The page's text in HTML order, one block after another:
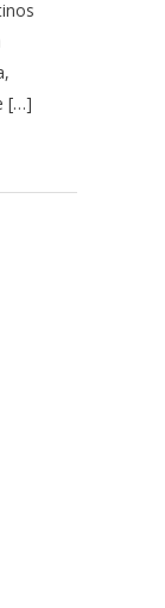
[…]